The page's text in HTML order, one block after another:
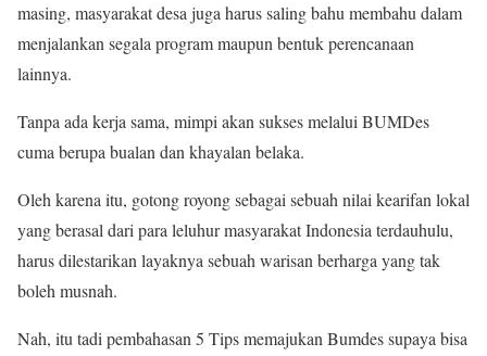
masing, masyarakat desa juga harus saling bahu membahu dalam
menjalankan segala program maupun bentuk perencanaan
lainnya.
Tanpa ada kerja sama, mimpi akan sukses melalui BUMDes
cuma berupa bualan dan khayalan belaka.
Oleh karena itu, gotong royong sebagai sebuah nilai kearifan lokal
yang berasal dari para leluhur masyarakat Indonesia terdauhulu,
harus dilestarikan layaknya sebuah warisan berharga yang tak
boleh musnah.
Nah, itu tadi pembahasan 5 Tips memajukan Bumdes supaya bisa